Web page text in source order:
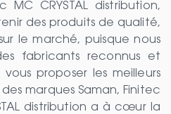
CRYSTAL distribution,
des produits de qualité,
le marché, puisque nous
fabricants reconnus et
proposer les meilleurs
marques Saman, Finitec
distribution a à cœur la